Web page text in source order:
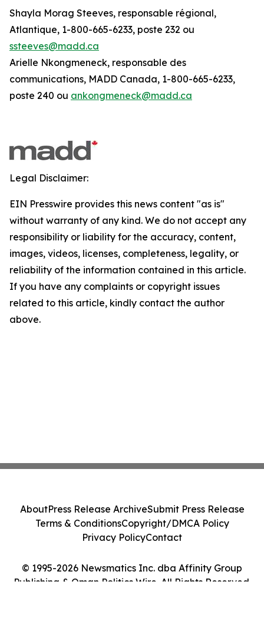
Shayla Morag Steeves, responsable régional,
Atlantique, 1-800-665-6233, poste 232 ou
ssteeves@madd.ca
Arielle Nkongmeneck, responsable des
communications, MADD Canada, 1-800-665-6233,
poste 240 ou ankongmeneck@madd.ca
Legal Disclaimer:
EIN Presswire provides this news content "as is"
without warranty of any kind. We do not accept any
responsibility or liability for the accuracy, content,
images, videos, licenses, completeness, legality, or
reliability of the information contained in this article.
If you have any complaints or copyright issues
related to this article, kindly contact the author
above.
© 1995-2026 Newsmatics Inc. dba Affinity Group
Publishing & Oman Politics Wire. All Rights Reserved.
AboutPress Release ArchiveSubmit Press Release
Terms & ConditionsCopyright/DMCA Policy
Privacy PolicyContact